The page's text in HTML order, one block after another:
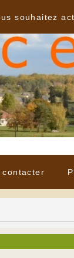
contacter
souhaitez